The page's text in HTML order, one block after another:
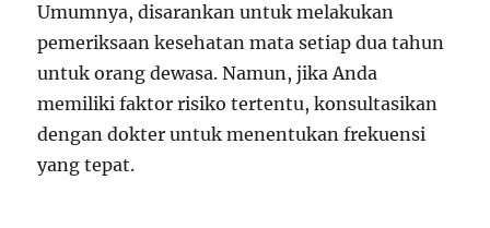
Umumnya, disarankan untuk melakukan
pemeriksaan kesehatan mata setiap dua tahun
untuk orang dewasa. Namun, jika Anda
memiliki faktor risiko tertentu, konsultasikan
dengan dokter untuk menentukan frekuensi
yang tepat.